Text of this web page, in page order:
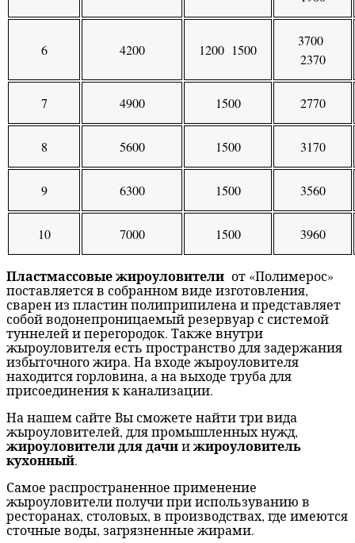
6 4200 1200 1500
3700
2370
7 4900 1500 2770
8 5600 1500 3170
9 6300 1500 3560
10 7000 1500 3960
Пластмассовые жироуловители от «Полимерос»
поставляется в собранном виде изготовления,
сварен из пластин полиприпилена и представляет
собой водонепроницаемый резервуар с системой
туннелей и перегородок. Также внутри
жыроуловителя есть пространство для задержания
избыточного жира. На входе жыроуловителя
находится горловина, а на выходе труба для
присоединения к канализации.
На нашем сайте Вы сможете найти три вида
жыроуловителей, для промышленных нужд,
жироуловители для дачиижироуловитель
кухонный.
Самое распространенное применение
жыроуловители получи при используванию в
ресторанах, столовых, в производствах, где имеются
сточные воды, загрязненные жирами.